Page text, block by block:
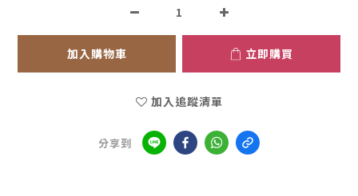
加入購物車 立即購買
加入追蹤清單
分享到